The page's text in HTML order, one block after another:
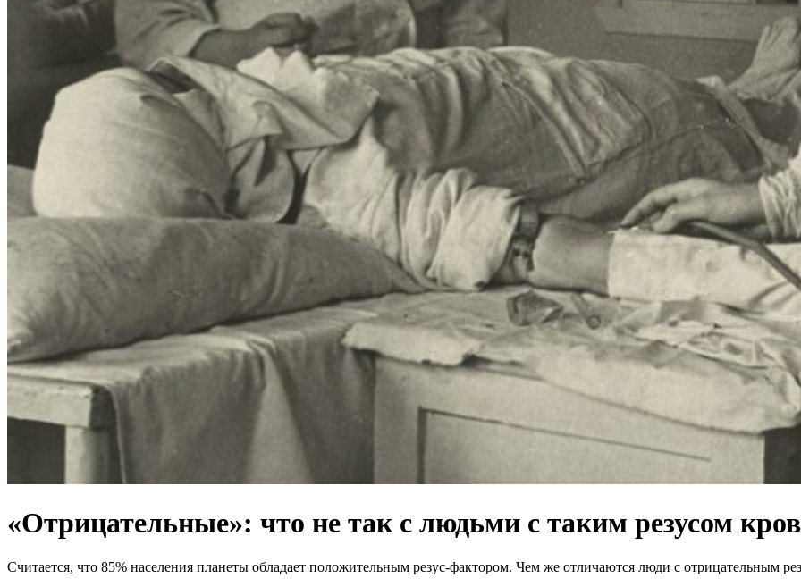
«Отрицательные»: что не так с людьми с таким резусом
Считается, что 85% населения планеты обладает положительным резус-фактором. Чем же отличаются люди с отрицательным